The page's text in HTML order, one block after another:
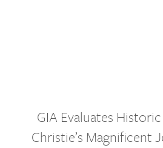
GIA Evaluates
Christie’s Magnificent